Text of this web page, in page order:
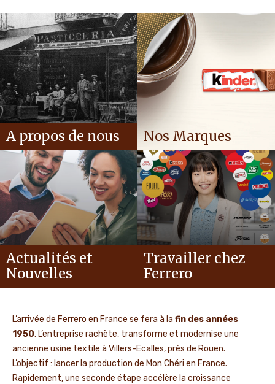
A propos de nous Nos Marques
Actualités et
Nouvelles
Travailler chez
Ferrero
L’arrivée de Ferrero en France se fera à la fin des années
1950. L’entreprise rachète, transforme et modernise une
ancienne usine textile à Villers-Ecalles, près de Rouen.
L’objectif : lancer la production de Mon Chéri en France.
Rapidement, une seconde étape accélère la croissance